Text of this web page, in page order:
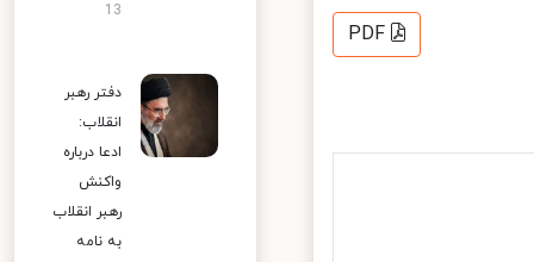
PDF
13
دفتر رهبر
انقلاب:
ادعا درباره
واکنش
رهبر انقلاب
به نامه